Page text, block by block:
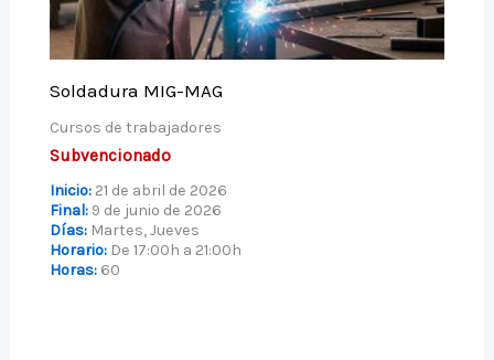
Soldadura MIG-MAG
Cursos de trabajadores
Subvencionado
Inicio: 21 de abril de 2026
Final: 9 de junio de 2026
Días: Martes, Jueves
Horario: De 17:00h a 21:00h
Horas: 60